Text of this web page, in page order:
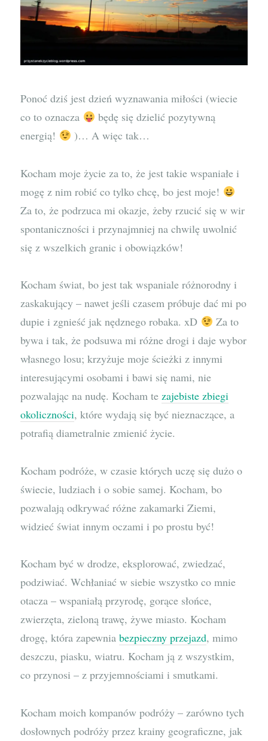
Ponoć dziś jest dzień wyznawania miłości (wiecie
co to oznacza
będę się dzielić pozytywną
energią!
)… A więc tak…
Kocham moje życie za to, że jest takie wspaniałe i
mogę z nim robić co tylko chcę, bo jest moje!
Za to, że podrzuca mi okazje, żeby rzucić się w wir
spontaniczności i przynajmniej na chwilę uwolnić
się z wszelkich granic i obowiązków!
Kocham świat, bo jest tak wspaniale różnorodny i
zaskakujący – nawet jeśli czasem próbuje dać mi po
dupie i zgnieść jak nędznego robaka. xD
Za to
bywa i tak, że podsuwa mi różne drogi i daje wybor
własnego losu; krzyżuje moje ścieżki z innymi
interesującymi osobami i bawi się nami, nie
pozwalając na nudę. Kocham tezajebiste zbiegi
okoliczności, które wydają się być nieznaczące, a
potrafią diametralnie zmienić życie.
Kocham podróże, w czasie których uczę się dużo o
świecie, ludziach i o sobie samej. Kocham, bo
pozwalają odkrywać różne zakamarki Ziemi,
widzieć świat innym oczami i po prostu być!
Kocham być w drodze, eksplorować, zwiedzać,
podziwiać. Wchłaniać w siebie wszystko co mnie
otacza – wspaniałą przyrodę, gorące słońce,
zwierzęta, zieloną trawę, żywe miasto. Kocham
drogę, która zapewniabezpieczny przejazd, mimo
deszczu, piasku, wiatru. Kocham ją z wszystkim,
co przynosi – z przyjemnościami i smutkami.
Kocham moich kompanów podróży – zarówno tych
dosłownych podróży przez krainy geograficzne, jak